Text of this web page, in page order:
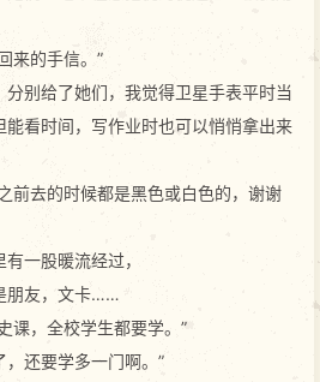
来的手信。”
别给了她们，我觉得卫星手表平时当
看时间，写作业时也可以悄悄拿出来
前去的时候都是黑色或白色的，谢谢
一股暖流经过，
朋友，文卡……
课，全校学生都要学。”
还要学多一门啊。”